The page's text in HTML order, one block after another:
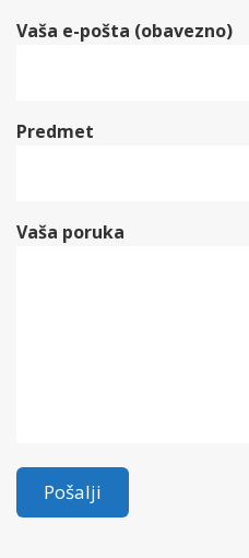
Vaša e-pošta (obavezno)
Predmet
Vaša poruka